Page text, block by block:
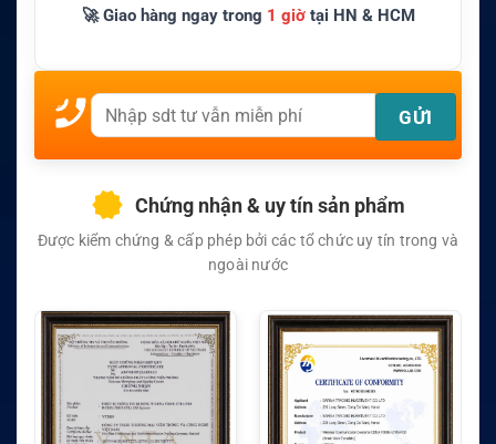
🚀 Giao hàng ngay trong 1 giờtại HN & HCM
Chứng nhận & uy tín sản phẩm
Được kiểm chứng & cấp phép bởi các tổ chức uy tín trong và
ngoài nước